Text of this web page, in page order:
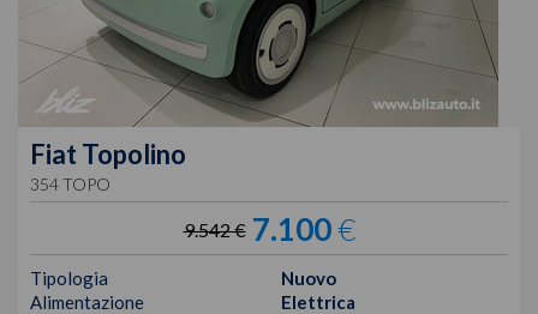
Fiat Topolino
354 TOPO
9.542 € 7.100€
Tipologia
Nuovo
Alimentazione
Elettrica